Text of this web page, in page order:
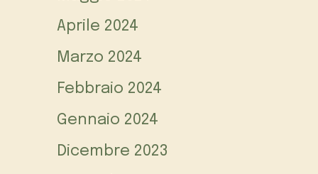
Aprile 2024
Marzo 2024
Febbraio 2024
Gennaio 2024
Dicembre 2023